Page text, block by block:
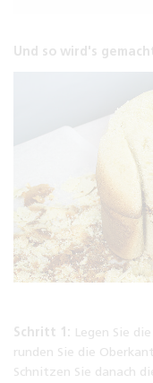
Und so wird's
Schritt 1: Legen Sie
runden Sie die
Schnitzen Sie danach